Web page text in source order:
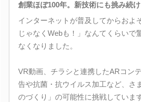
創業ほぼ100年。新技術にも挑み続け
インターネットが普及してからおよ
じゃなくWebも！」なんてくらいで
なくなりました。
VR動画、チラシと連携したARコン
告や抗菌・抗ウイルス加工など、さ
のづくり」の可能性に挑戦しています